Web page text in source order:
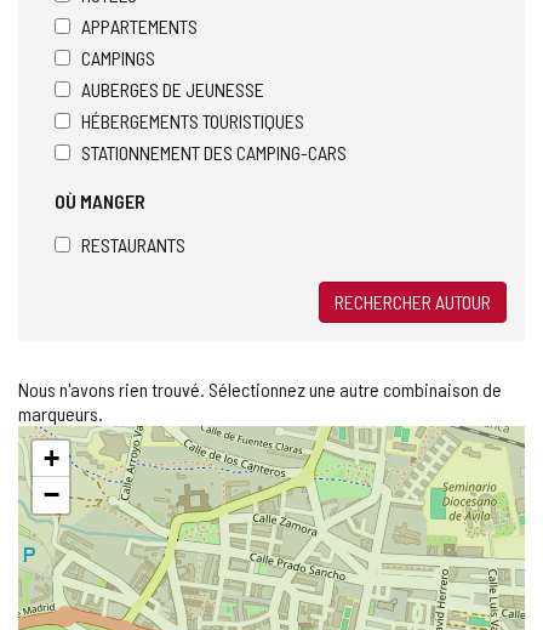
APPARTEMENTS
CAMPINGS
AUBERGES DE JEUNESSE
HÉBERGEMENTS TOURISTIQUES
STATIONNEMENT DES CAMPING-CARS
OÙ MANGER
RESTAURANTS
RECHERCHER AUTOUR
Nous n'avons rien trouvé. Sélectionnez une autre combinaison de
marqueurs.
Sauter
la
carte
+
−